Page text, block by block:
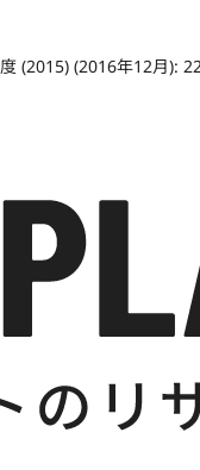
(2015) (2016年12月):